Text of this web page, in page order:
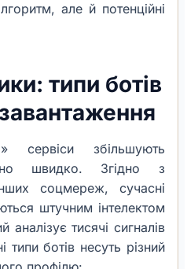
але й потенційні
типи ботів
сервіси збільшують
швидко. Згідно з
соцмереж, сучасні
штучним інтелектом
тисячі сигналів
ботів несуть різний